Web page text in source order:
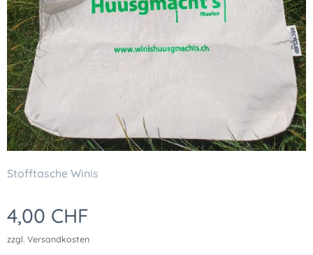
Stofftasche Winis
4,00 CHF
zzgl. Versandkosten